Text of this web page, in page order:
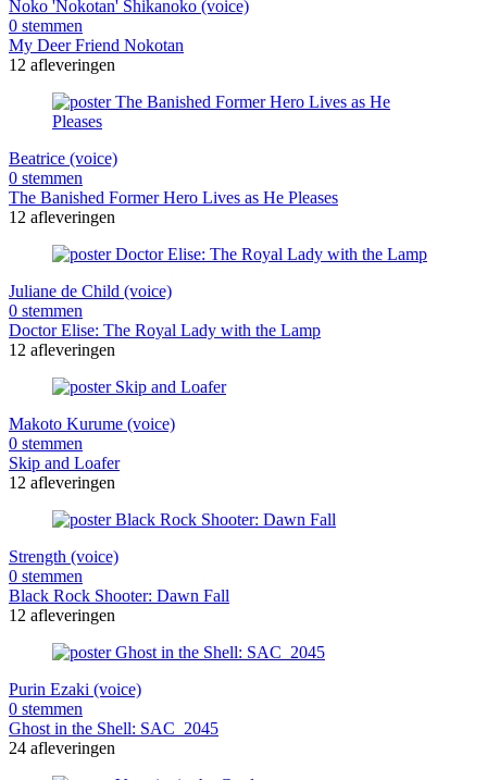
Noko 'Nokotan' Shikanoko (voice)
0 stemmen
My Deer Friend Nokotan
12 afleveringen
Beatrice (voice)
0 stemmen
The Banished Former Hero Lives as He Pleases
12 afleveringen
Juliane de Child (voice)
0 stemmen
Doctor Elise: The Royal Lady with the Lamp
12 afleveringen
Makoto Kurume (voice)
0 stemmen
Skip and Loafer
12 afleveringen
Strength (voice)
0 stemmen
Black Rock Shooter: Dawn Fall
12 afleveringen
Purin Ezaki (voice)
0 stemmen
Ghost in the Shell: SAC_2045
24 afleveringen